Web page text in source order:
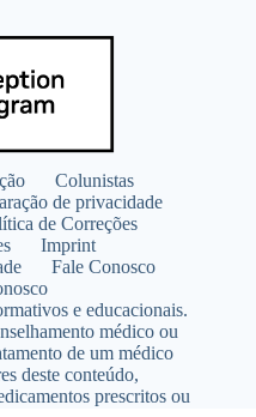
Colunistas
de privacidade
de Correções
Imprint
Fale Conosco
e educacionais.
médico ou
de um médico
deste conteúdo,
prescritos ou